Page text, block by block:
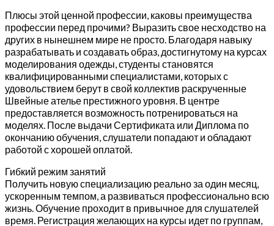
Плюсы этой ценной профессии, каковы преимущества
профессии перед прочими? Выразить свое несходство на
других в нынешнем мире не просто. Благодаря навыку
разрабатывать и создавать образ, достигнутому на курсах
моделирования одежды, студенты становятся
квалифицированными специалистами, которых с
удовольствием берут в свой коллектив раскрученные
Швейные ателье престижного уровня. В центре
предоставляется возможность потренироваться на
моделях. После выдачи Сертификата или Диплома по
окончанию обучения, слушатели попадают и обладают
работой с хорошей оплатой.
Гибкий режим занятий
Получить новую специализацию реально за один месяц,
ускоренным темпом, а развиваться профессионально всю
жизнь. Обучение проходит в привычное для слушателей
время. Регистрация желающих на курсы идет по группам,